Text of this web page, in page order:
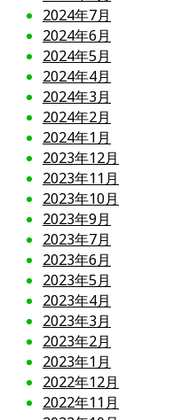
2024年7月
2024年6月
2024年5月
2024年4月
2024年3月
2024年2月
2024年1月
2023年12月
2023年11月
2023年10月
2023年9月
2023年7月
2023年6月
2023年5月
2023年4月
2023年3月
2023年2月
2023年1月
2022年12月
2022年11月